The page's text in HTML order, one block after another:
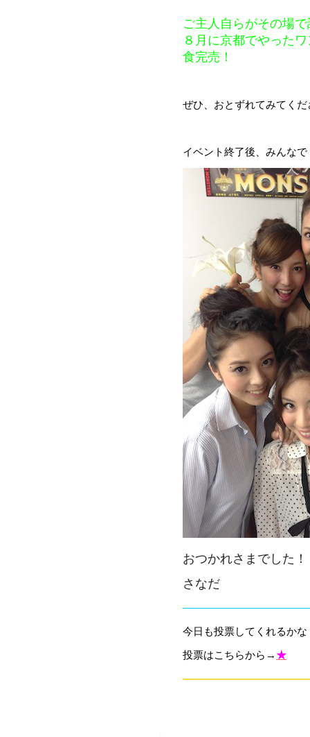
ご主人自らがその場
８月に京都でやった
食完売 ！
ぜひ、おとずれてみてくだ
イベント終了後、みんなで
おつかれさまでした！
さなだ
今日も投票してくれるか
投票はこちらから→★